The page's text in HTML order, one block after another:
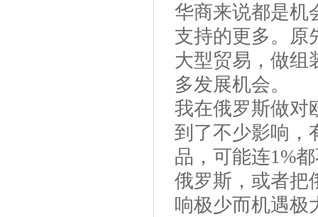
华商来说都是机
支持的更多。原
大型贸易，做组
多发展机会。
我在俄罗斯做对
到了不少影响，
品，可能连1%
俄罗斯，或者把
响极少而机遇极